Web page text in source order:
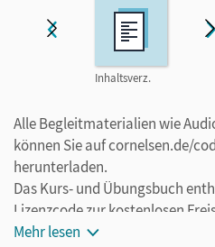
Inhaltsverz.
Alle Begleitmaterialien wie
können Sie auf cornelsen.de/
herunterladen.
Das Kurs- und Übungsbuch
Lizenzcode zur kostenlosen
der interaktiven Übungen auf
Mehr lesen